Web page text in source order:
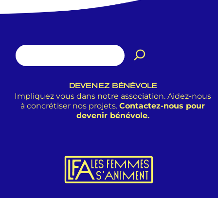
DEVENEZ BÉNÉVOLE
Impliquez vous dans notre association. Aidez-nous
à concrétiser nos projets. Contactez-nous pour
devenir bénévole.